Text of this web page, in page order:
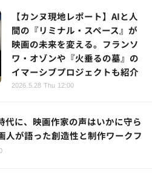
【カンヌ現地レポート】AIと人
間の『リミナル・スペース』が
映画の未来を変える。フランソ
ワ・オゾンや『火垂るの墓』の
イマーシブプロジェクトも紹介
2026.5.28 Thu 12:00
代に、映画作家の声はいかに守ら
人が語った創造性と制作ワークフ